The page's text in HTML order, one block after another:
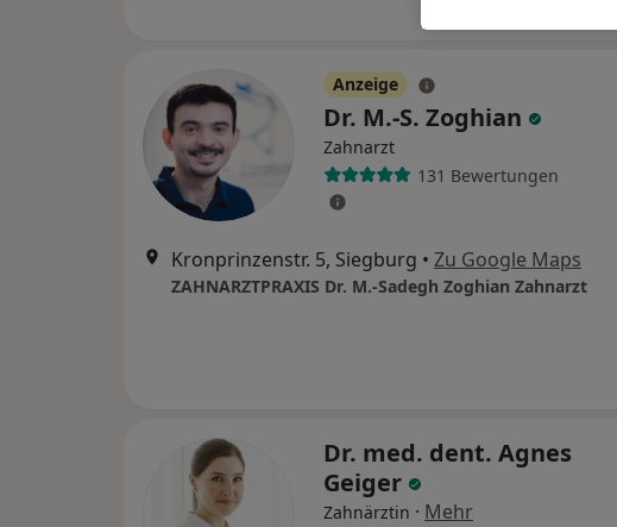
Anzeige
Dr. M.-S. Zoghian
Zahnarzt
131 Bewertungen
Kronprinzenstr. 5, Siegburg • Zu Google Maps
ZAHNARZTPRAXIS Dr. M.-Sadegh Zoghian Zahnarzt
Dr. med. dent. Agnes
Geiger
Zahnärztin · Mehr